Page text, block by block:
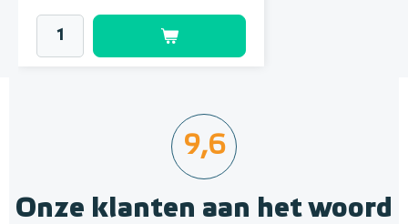
9,6
Onze klanten aan het woord